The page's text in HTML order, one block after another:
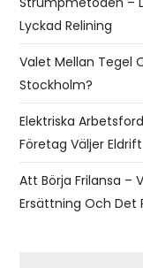
Lyckad Relining
Valet Mellan Tegel
Stockholm?
Elektriska
Företag Väljer Eldrift
Att Börja Frilansa –
Ersättning Och Det